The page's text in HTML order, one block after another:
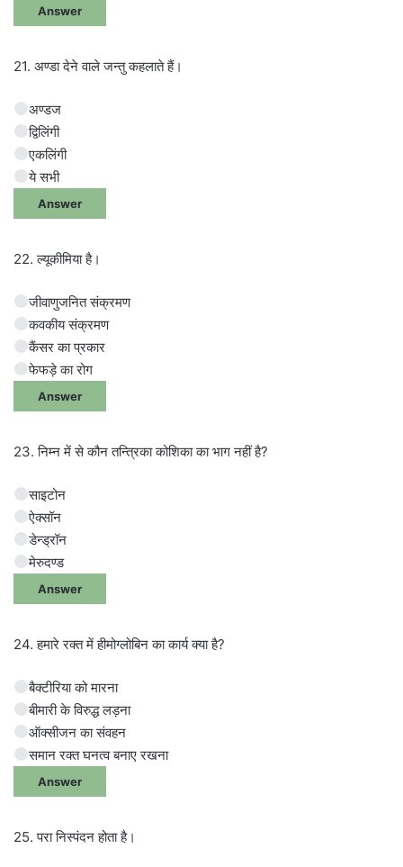
Answer
21. अण्डा देने वाले जन्तु कहलाते हैं।
अण्डज
द्विलिंगी
एकलिंगी
ये सभी
Answer
22. ल्यूकीमिया है।
जीवाणुजनित संक्रमण
कवकीय संक्रमण
कैंसर का प्रकार
फेफड़े का रोग
Answer
23. निम्न में से कौन तन्त्रिका कोशिका का भाग नहीं है?
साइटोन
ऐक्सॉन
डेन्ड्रॉन
मेरुदण्ड
Answer
24. हमारे रक्त में हीमोग्लोबिन का कार्य क्या है?
बैक्टीरिया को मारना
बीमारी के विरुद्ध लड़ना
ऑक्सीजन का संवहन
समान रक्त घनत्व बनाए रखना
Answer
25. परा निस्पंदन होता है।